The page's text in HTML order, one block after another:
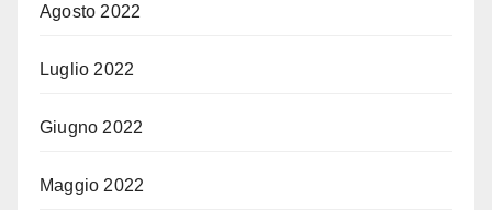
Agosto 2022
Luglio 2022
Giugno 2022
Maggio 2022